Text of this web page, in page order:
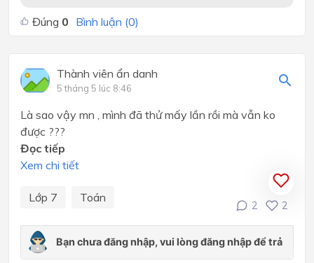
Đúng 0 Bình luận (0)
Thành viên ẩn danh
5 tháng 5 lúc 8:46
Là sao vậy mn , mình đã thử mấy lần rồi mà vẫn ko
được ???
Đọc tiếp
Xem chi tiết
Lớp 7 Toán
2 2